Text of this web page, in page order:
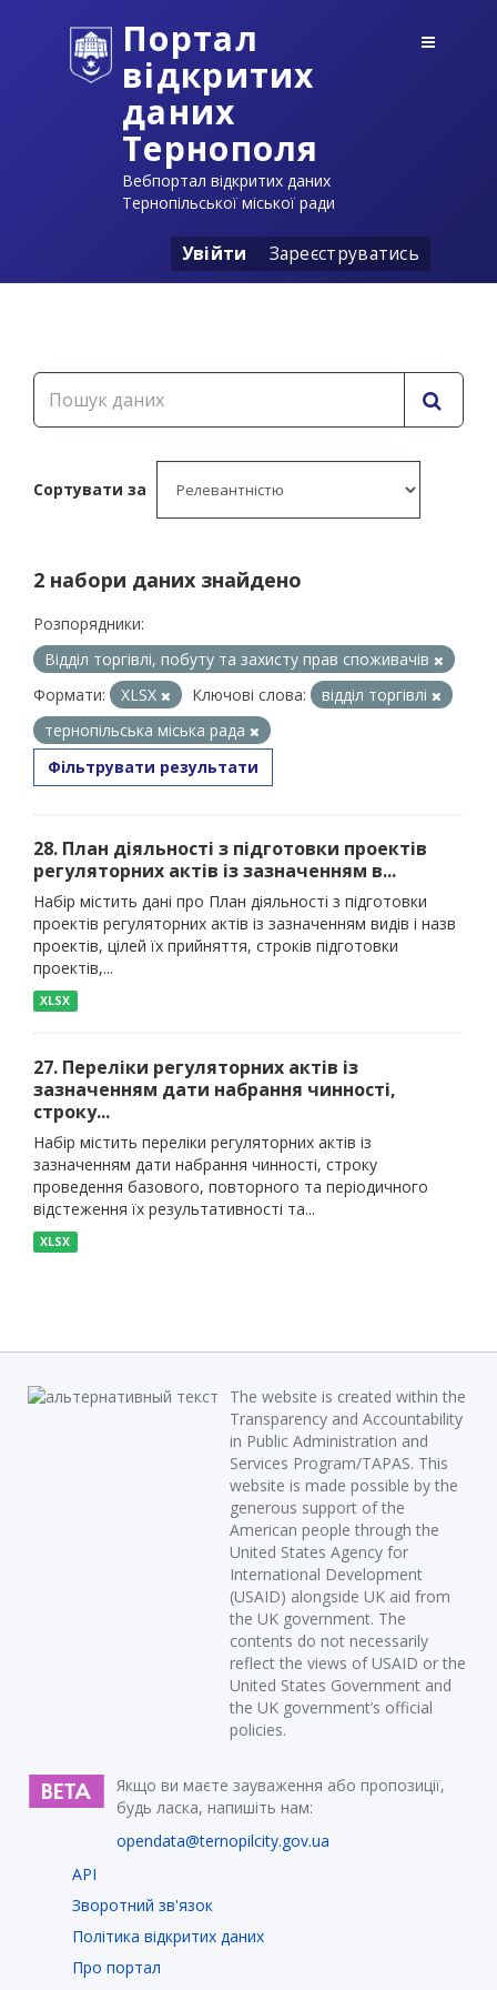
Портал
відкритих
даних
Тернополя
Вебпортал відкритих даних
Тернопільської міської ради
Увійти Зареєструватись
Сортувати за
2 набори даних знайдено
Розпорядники:
Відділ торгівлі, побуту та захисту прав споживачів
Формати:
XLSX Ключові слова:
відділ торгівлі
тернопільська міська рада
Фільтрувати результати
28. План діяльності з підготовки проектів
регуляторних актів із зазначенням в...
Набір містить дані про План діяльності з підготовки
проектів регуляторних актів із зазначенням видів і назв
проектів, цілей їх прийняття, строків підготовки
проектів,...
XLSX
27. Переліки регуляторних актів із
зазначенням дати набрання чинності,
строку...
Набір містить переліки регуляторних актів із
зазначенням дати набрання чинності, строку
проведення базового, повторного та періодичного
відстеження їх результативності та...
XLSX
The website is created within the
Transparency and Accountability
in Public Administration and
Services Program/TAPAS. This
website is made possible by the
generous support of the
American people through the
United States Agency for
International Development
(USAID) alongside UK aid from
the UK government. The
contents do not necessarily
reflect the views of USAID or the
United States Government and
the UK government’s official
policies.
Якщо ви маєте зауваження або пропозиції,
будь ласка, напишіть нам:
opendata@ternopilcity.gov.ua
API
Зворотний зв'язок
Політика відкритих даних
Про портал